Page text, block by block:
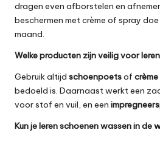
dragen even afborstelen en
beschermen met crème of spray
maand.
Welke producten zijn veilig voor
Gebruik altijd schoenpoetsof crème
bedoeld is. Daarnaast werkt een
voor stof en vuil, en een
Kun je leren schoenen wassen in de